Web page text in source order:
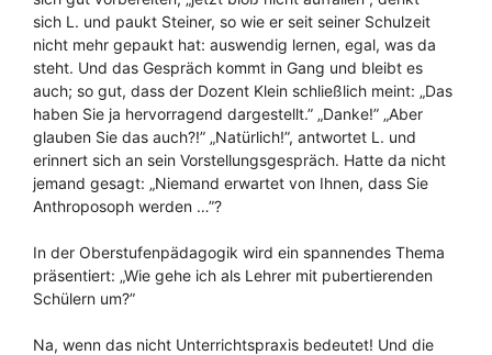
sich L. und paukt Steiner, so wie er seit seiner Schulzeit
nicht mehr gepaukt hat: auswendig lernen, egal, was da
steht. Und das Gespräch kommt in Gang und bleibt es
auch; so gut, dass der Dozent Klein schließlich meint: „Das
haben Sie ja hervorragend dargestellt.” „Danke!” „Aber
glauben Sie das auch?!” „Natürlich!”, antwortet L. und
erinnert sich an sein Vorstellungsgespräch. Hatte da nicht
jemand gesagt: „Niemand erwartet von Ihnen, dass Sie
Anthroposoph werden …”?
In der Oberstufenpädagogik wird ein spannendes Thema
präsentiert: „Wie gehe ich als Lehrer mit pubertierenden
Schülern um?”
Na, wenn das nicht Unterrichtspraxis bedeutet! Und die